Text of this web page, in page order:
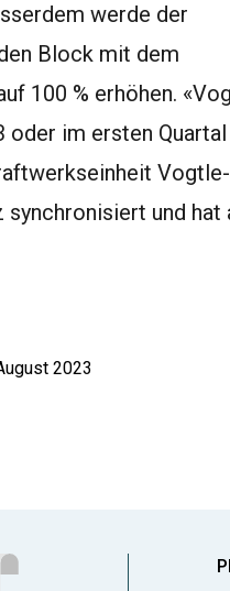
werde der
Block mit dem
100 % erhöhen.
im ersten Quartal
und hat
2023